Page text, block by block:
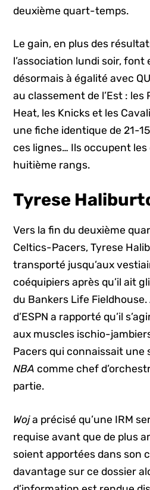
deuxième quart-temps.
Le gain, en plus des
l’association lundi soir, font
désormais à égalité avec
au classement de l’Est : les
Heat, les Knicks et les
une fiche identique de 21-
ces lignes… Ils occupent
huitième rangs.
Tyrese
Vers la fin du deuxième
Celtics-Pacers, Tyrese
transporté jusqu’aux
coéquipiers après qu’il ait
du Bankers Life
d’ESPN a rapporté qu’il
aux muscles ischio-
Pacers qui connaissait une
NBA comme chef
partie.
Woja précisé qu’une IRM
requise avant que de plus
soient apportées dans son
davantage sur ce dossier